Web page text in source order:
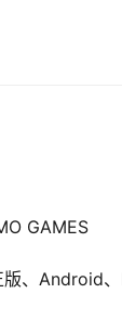
GAMES
版、Android